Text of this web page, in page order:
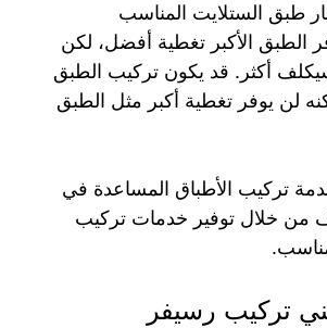
طبق الستلايت المناسب
الطبق الأكبر تغطية أفضل، لكن
أكثر. قد يكون تركيب الطبق
لن يوفر تغطية أكبر مثل الطبق
تركيب الأطباق المساعدة في
من خلال توفير خدمات تركيب
تركيب رسيفر